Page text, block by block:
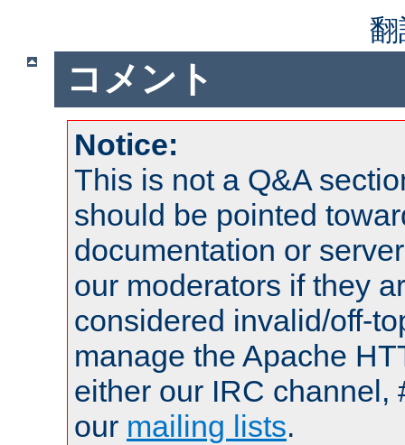
コメント
Notice:
This is not a Q&A
should be pointed
documentation or
our moderators if they
considered invalid/off-
manage the Apache
either our IRC channel,
our mailing lists.